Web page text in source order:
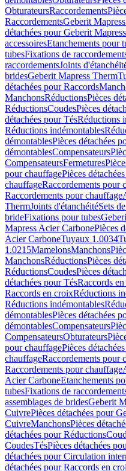
ObturateursRaccordements
RaccordementsGeberit
détachées pour Geberit
accessoiresEtanchements pour
tubesFixations de
raccordementsJoints
bridesGeberit Mapress Therm
détachées pour Raccords
ManchonsRéductionsPièces
RéductionsCoudesPièces
détachées pour TésRéductions
Réductions indémontables
démontablesPièces détachées
démontablesCompensateurs
CompensateursFermetures
pour chauffagePièces
chauffageRaccordements pour
Raccordements pour chauffage
ThermJoints d'étanchéitéSets
brideFixations pour tubes
Mapress Acier CarbonePièces
Acier CarboneTuyaux 1.0034
1.0215MamelonsManchons
ManchonsRéductionsPièces
RéductionsCoudesPièces
détachées pour TésRaccords
Raccords en croixRéductions
Réductions indémontables
démontablesPièces détachées
démontablesCompensateurs
CompensateursObturateurs
pour chauffagePièces
chauffageRaccordements pour
Raccordements pour chauffage
Acier CarboneEtanchements
tubesFixations de
assemblages de bridesGeberit
CuivrePièces détachées pour
CuivreManchonsPièces
détachées pour Réductions
CoudesTésPièces détachées
détachées pour Circulation
détachées pour Raccords en